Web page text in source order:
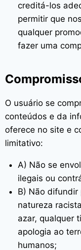
creditá-los
permitir que
qualquer
fazer uma
O usuário se
conteúdos e da
oferece no site e
limitativo:
A) Não se
ilegais ou
B) Não
natureza
azar, qualquer
apologia ao
humanos;